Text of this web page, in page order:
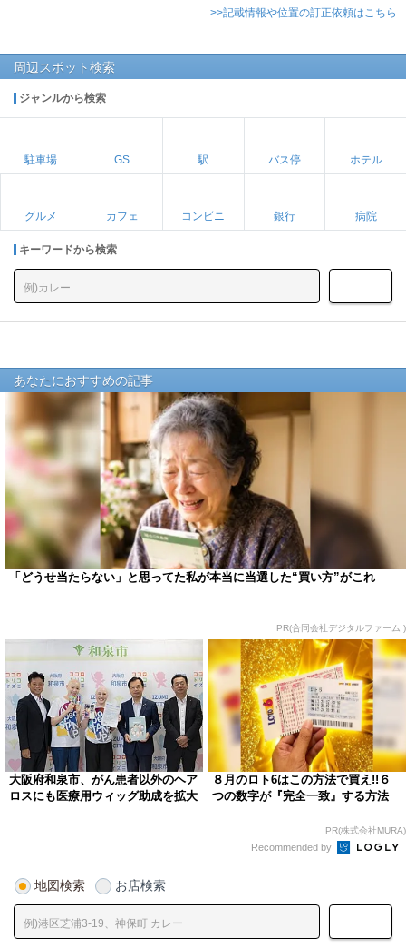
>>記載情報や位置の訂正依頼はこちら
周辺スポット検索
ジャンルから検索
駐車場 GS 駅 バス停 ホテル
グルメ カフェ コンビニ 銀行 病院
キーワードから検索
あなたにおすすめの記事
「どうせ当たらない」と思ってた私が本当に当選した“買い方”がこれ
PR(合同会社デジタルファーム )
大阪府和泉市、がん患者以外のヘア
ロスにも医療用ウィッグ助成を拡大
８月のロト6はこの方法で買え!!６
つの数字が『完全一致』する方法
PR(株式会社MURA)
Recommended by
地図検索 お店検索